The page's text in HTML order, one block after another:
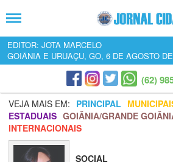
EDITOR: JOTA MARCELO
GOIÂNIA E URUAÇU, GO, 6 DE AGOSTO
(62)
VEJA MAIS EM: PRINCIPAL
ESTADUAIS GOIÂNIA/GRANDE
INTERNACIONAIS
SOCIAL